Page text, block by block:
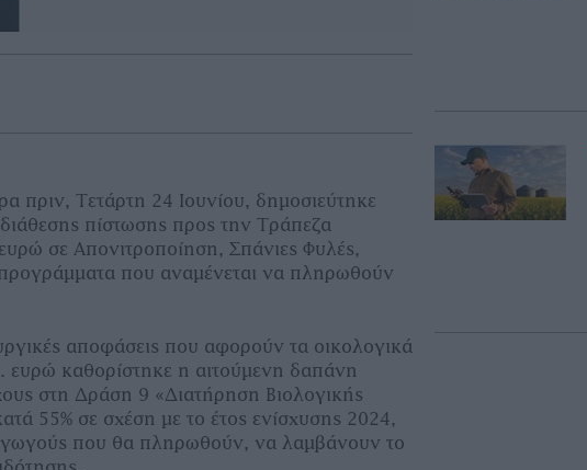
πριν, Τετάρτη 24 Ιουνίου, δημοσιεύτηκε
πίστωσης προς την Τράπεζα
σε Απονιτροποίηση, Σπάνιες Φυλές,
που αναμένεται να πληρωθούν
αποφάσεις που αφορούν τα οικολογικά
ευρώ καθορίστηκε η αιτούμενη δαπάνη
στη Δράση 9 «Διατήρηση Βιολογικής
55% σε σχέση με το έτος ενίσχυσης 2024,
που θα πληρωθούν, να λαμβάνουν το